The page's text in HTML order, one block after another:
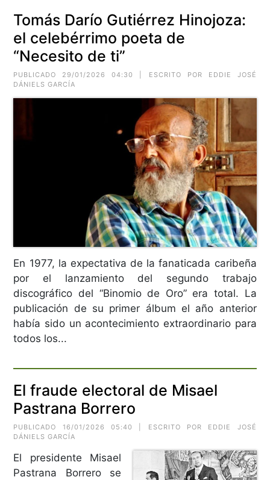
Tomás Darío Gutiérrez Hinojoza:
el celebérrimo poeta de
“Necesito de ti”
PUBLICADO 29/01/2026 04:30 | ESCRITO POR EDDIE JOSÉ
DÁNIELS GARCÍA
En 1977, la expectativa de la fanaticada caribeña
por el lanzamiento del segundo trabajo
discográfico del “Binomio de Oro” era total. La
publicación de su primer álbum el año anterior
había sido un acontecimiento extraordinario para
todos los...
El fraude electoral de Misael
Pastrana Borrero
PUBLICADO 16/01/2026 05:40 | ESCRITO POR EDDIE JOSÉ
DÁNIELS GARCÍA
El presidente Misael
Pastrana Borrero se